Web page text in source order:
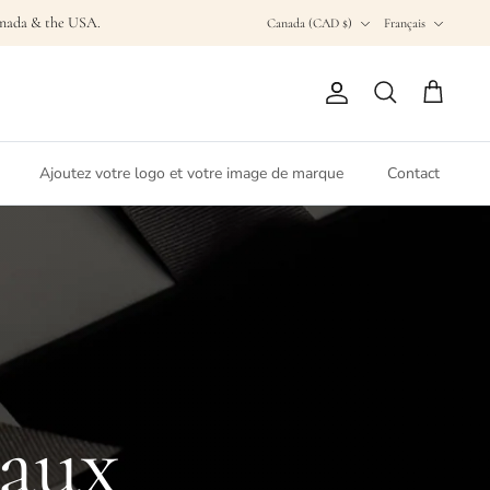
& the USA. Canada (CAD $) Français
CompteRecherchePanier
Ajoutez votre logo et votre image de marque Contact